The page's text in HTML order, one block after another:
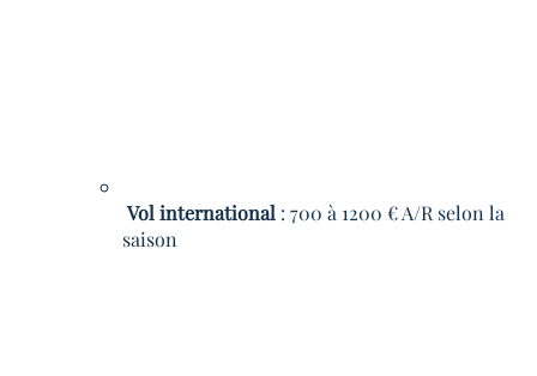
Vol international : 700 à 1200 € A/R selon la
saison